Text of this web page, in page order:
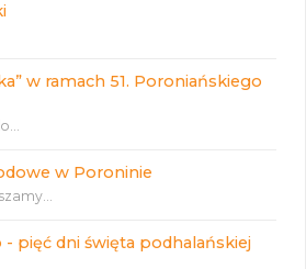
w ramach 51. Poroniańskiego
w Poroninie
- pięć dni święta podhalańskiej